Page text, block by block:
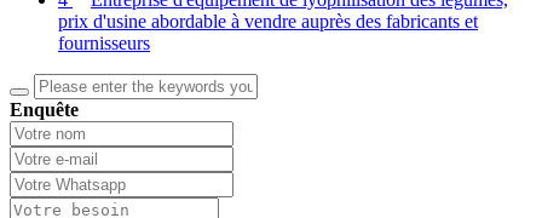
prix d'usine abordable à vendre auprès des fabricants et
fournisseurs
Enquête